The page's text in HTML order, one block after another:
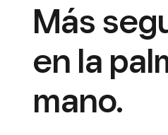
Más
en la
mano.